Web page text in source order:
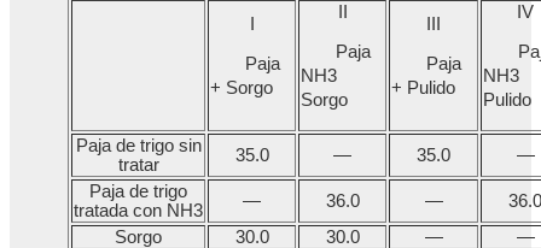
Paja
+ Sorgo
Paja
NH3
Sorgo
Paja
+ Pulido
IV
NH3
Pulido
Paja de trigo sin
tratar
35.0 — 35.0
—
Paja de trigo
tratada con NH3
— 36.0 —
36.0
Sorgo
30.0 30.0 —
—